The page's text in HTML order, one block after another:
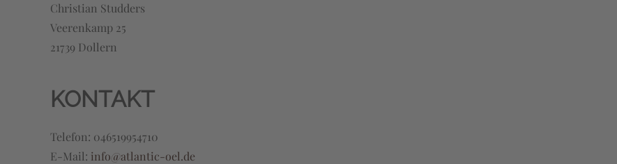
Christian Studders
Veerenkamp 25
21739 Dollern
KONTAKT
Telefon: 046519954710
E-Mail: info@atlantic-oel.de